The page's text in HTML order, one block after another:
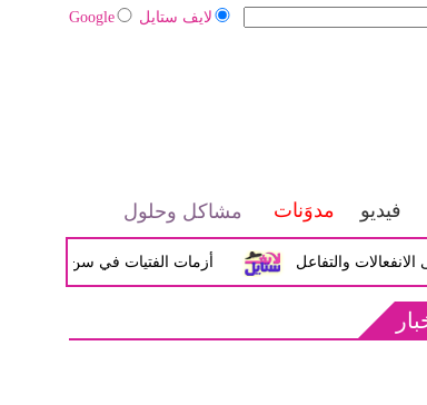
لايف ستايل Google
فيديو مدوَنات مشاكل وحلول
أزمات الفتيات في سن المراهقة بين والتفاعل